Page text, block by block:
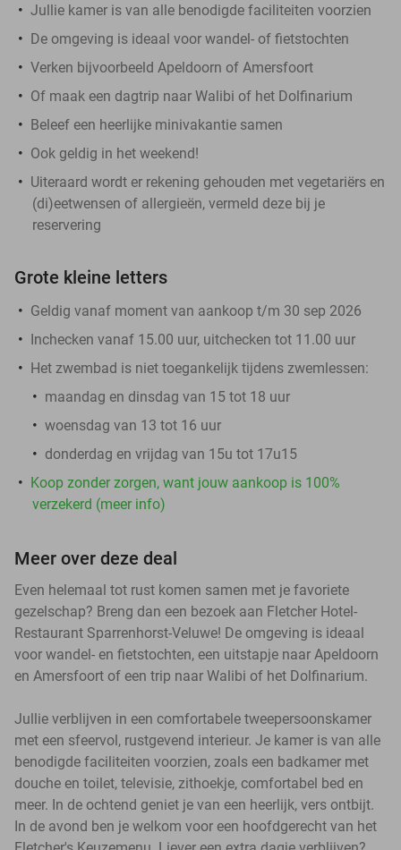
Jullie kamer is van alle benodigde faciliteiten voorzien
De omgeving is ideaal voor wandel- of fietstochten
Verken bijvoorbeeld Apeldoorn of Amersfoort
Of maak een dagtrip naar Walibi of het Dolfinarium
Beleef een heerlijke minivakantie samen
Ook geldig in het weekend!
Uiteraard wordt er rekening gehouden met vegetariërs en
(di)eetwensen of allergieën, vermeld deze bij je
reservering
Grote kleine letters
Geldig vanaf moment van aankoop t/m 30 sep 2026
Inchecken vanaf 15.00 uur, uitchecken tot 11.00 uur
Het zwembad is niet toegankelijk tijdens zwemlessen:
maandag en dinsdag van 15 tot 18 uur
woensdag van 13 tot 16 uur
donderdag en vrijdag van 15u tot 17u15
Koop zonder zorgen, want jouw aankoop is 100%
verzekerd (meer info)
Meer over deze deal
Even helemaal tot rust komen samen met je favoriete
gezelschap? Breng dan een bezoek aan Fletcher Hotel-
Restaurant Sparrenhorst-Veluwe! De omgeving is ideaal
voor wandel- en fietstochten, een uitstapje naar Apeldoorn
en Amersfoort of een trip naar Walibi of het Dolfinarium.
Jullie verblijven in een comfortabele tweepersoonskamer
met een sfeervol, rustgevend interieur. Je kamer is van alle
benodigde faciliteiten voorzien, zoals een badkamer met
douche en toilet, televisie, zithoekje, comfortabel bed en
meer. In de ochtend geniet je van een heerlijk, vers ontbijt.
In de avond ben je welkom voor een hoofdgerecht van het